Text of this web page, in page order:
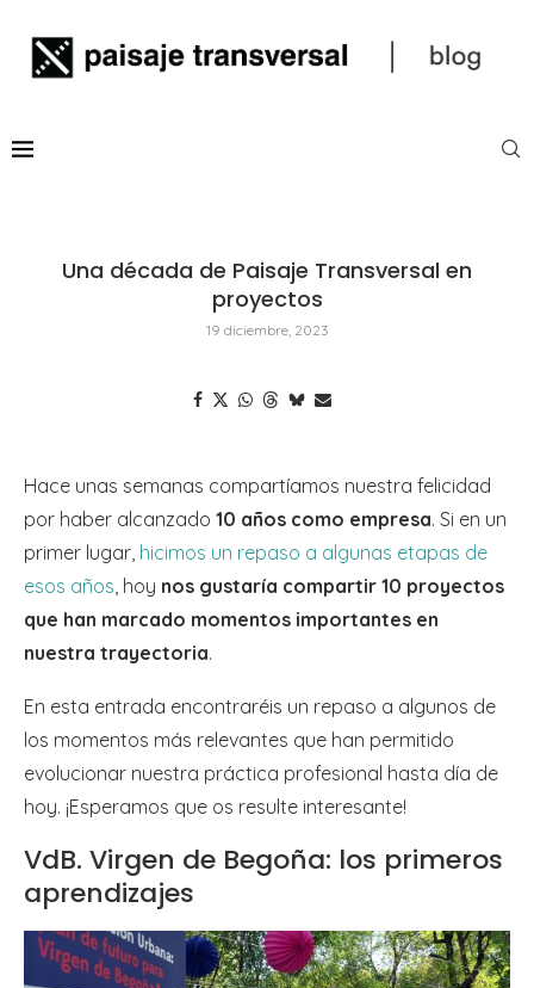
Una década de Paisaje Transversal en
proyectos
19 diciembre, 2023
Hace unas semanas compartíamos nuestra felicidad
por haber alcanzado 10 años como empresa. Si en un
primer lugar, hicimos un repaso a algunas etapas de
esos años , hoy nos gustaría compartir 10 proyectos
que han marcado momentos importantes en
nuestra trayectoria.
En esta entrada encontraréis un repaso a algunos de
los momentos más relevantes que han permitido
evolucionar nuestra práctica profesional hasta día de
hoy. ¡Esperamos que os resulte interesante!
VdB. Virgen de Begoña: los primeros
aprendizajes